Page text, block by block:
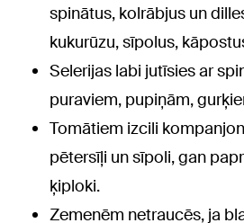
spinātus, kolrābjus un
kukurūzu, sīpolus,
Selerijas labi jutīsies ar
puraviem, pupiņām,
Tomātiem izcili
pētersīļi un sīpoli, gan
ķiploki.
Zemenēm netraucēs, ja